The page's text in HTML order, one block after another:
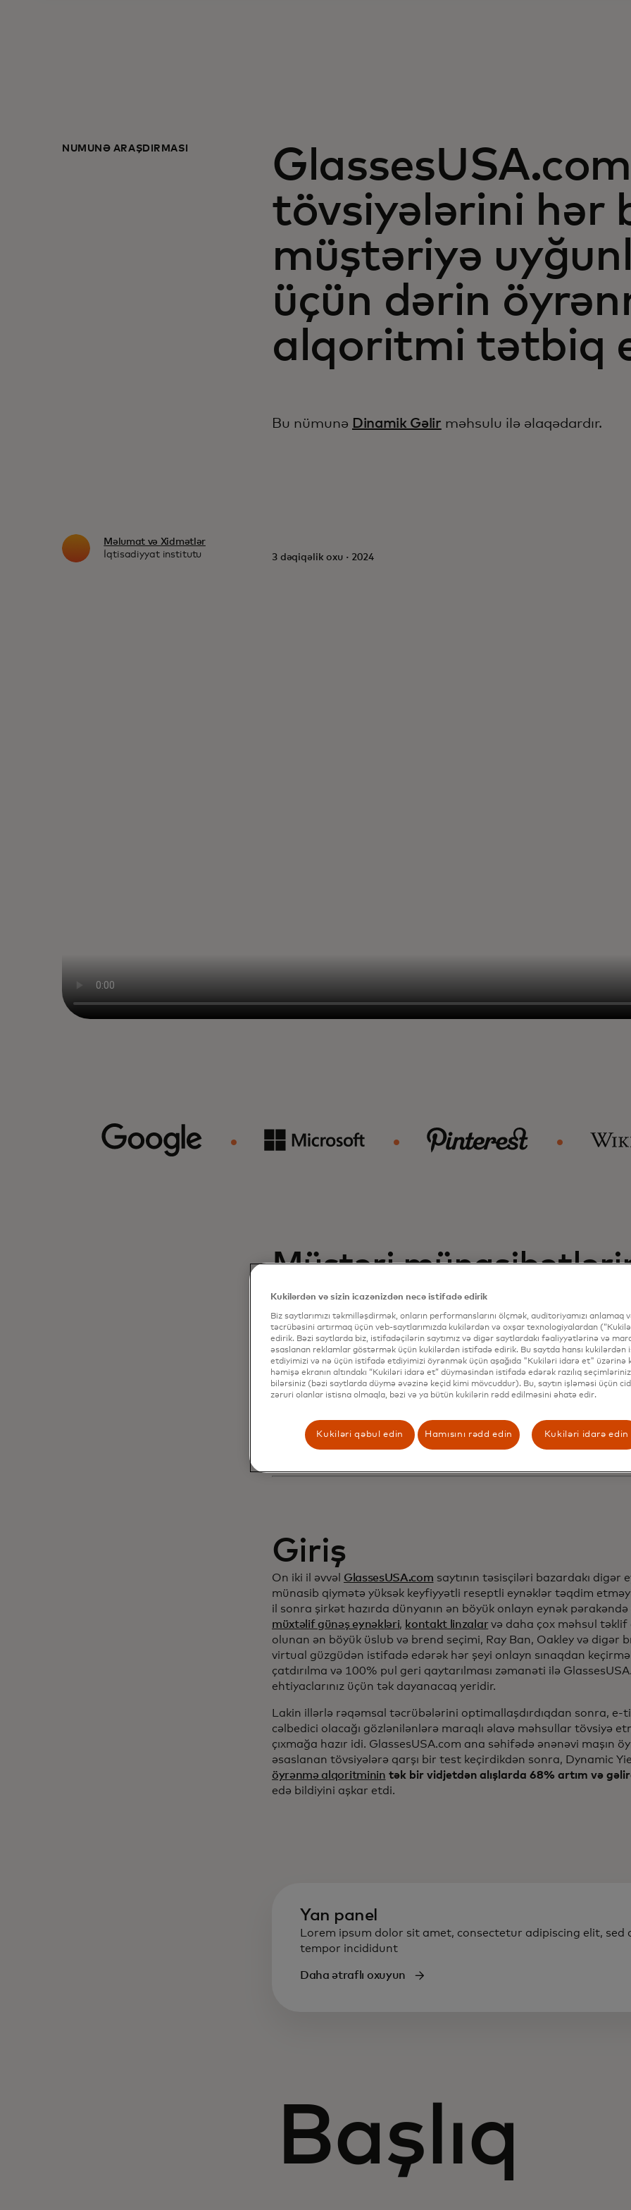
NÜMUNƏ ARAŞDIRMASI
GlassesUSA.com
tövsiyələrini hər
müştəriyə
üçün dərin
alqoritmi tətbiq
Bu nümunə Dinamik Gəlir məhsulu ilə əlaqədardır.
Məlumat və Xidmətlər
İqtisadiyyat institutu
3 dəqiqəlik oxu · 2024
Müştəri
dərinləşdirmək və
artırmaq üçün
ilə növbəti səviyyəli
fərdiləşdirməyə
Giriş
On iki il əvvəl GlassesUSA.com saytının təsisçiləri bazardakı digər
münasib qiymətə yüksək keyfiyyətli reseptli eynəklər təqdim
il sonra şirkət hazırda dünyanın ən böyük onlayn eynək
müxtəlif günəş eynəkləri, kontakt linzalarvə daha çox məhsul
olunan ən böyük üslub və brend seçimi, Ray Ban, Oakley və digər
virtual güzgüdən istifadə edərək hər şeyi onlayn sınaqdan
çatdırılma və 100% pul geri qaytarılması zəmanəti ilə
ehtiyaclarınız üçün tək dayanacaq yeridir.
Lakin illərlə rəqəmsal təcrübələrini optimallaşdırdıqdan sonra, e-
cəlbedici olacağı gözlənilənlərə maraqlı əlavə məhsullar tövsiyə
çıxmağa hazır idi. GlassesUSA.com ana səhifədə ənənəvi maşın
əsaslanan tövsiyələrə qarşı bir test keçirdikdən sonra, Dynamic
öyrənmə alqoritminin tək bir vidjetdən alışlarda 68% artım və
edə bildiyini aşkar etdi.
Yan panel
Lorem ipsum dolor sit amet, consectetur adipiscing elit, sed
tempor incididunt
Daha ətraflı oxuyun
Başlıq
Kukilərdən və sizin icazənizdən necə istifadə edirik
Biz saytlarımızı təkmilləşdirmək, onların performanslarını ölçmək, auditoriyamızı anlamaq
təcrübəsini artırmaq üçün veb-saytlarımızda kukilərdən və oxşar texnologiyalardan
edirik. Bəzi saytlarda biz, istifadəçilərin saytımız və digər saytlardakı fəaliyyətlərinə və
əsaslanan reklamlar göstərmək üçün kukilərdən istifadə edirik. Bu saytda hansı kukilərdən
etdiyimizi və nə üçün istifadə etdiyimizi öyrənmək üçün aşağıda "Kukiləri idarə et" üzərinə
həmişə ekranın altındakı “Kukiləri idarə et” düyməsindən istifadə edərək razılıq
bilərsiniz (bəzi saytlarda düymə əvəzinə keçid kimi mövcuddur). Bu, saytın işləməsi üçün
zəruri olanlar istisna olmaqla, bəzi və ya bütün kukilərin rədd edilməsini əhatə edir.
Kukiləri qəbul edin Hamısını rədd edin Kukiləri idarə edin